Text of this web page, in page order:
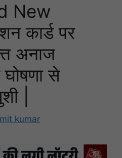
New
कार्ड पर
अनाज
से
|
kumar